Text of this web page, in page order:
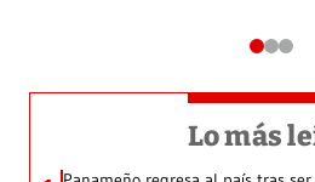
Lo más